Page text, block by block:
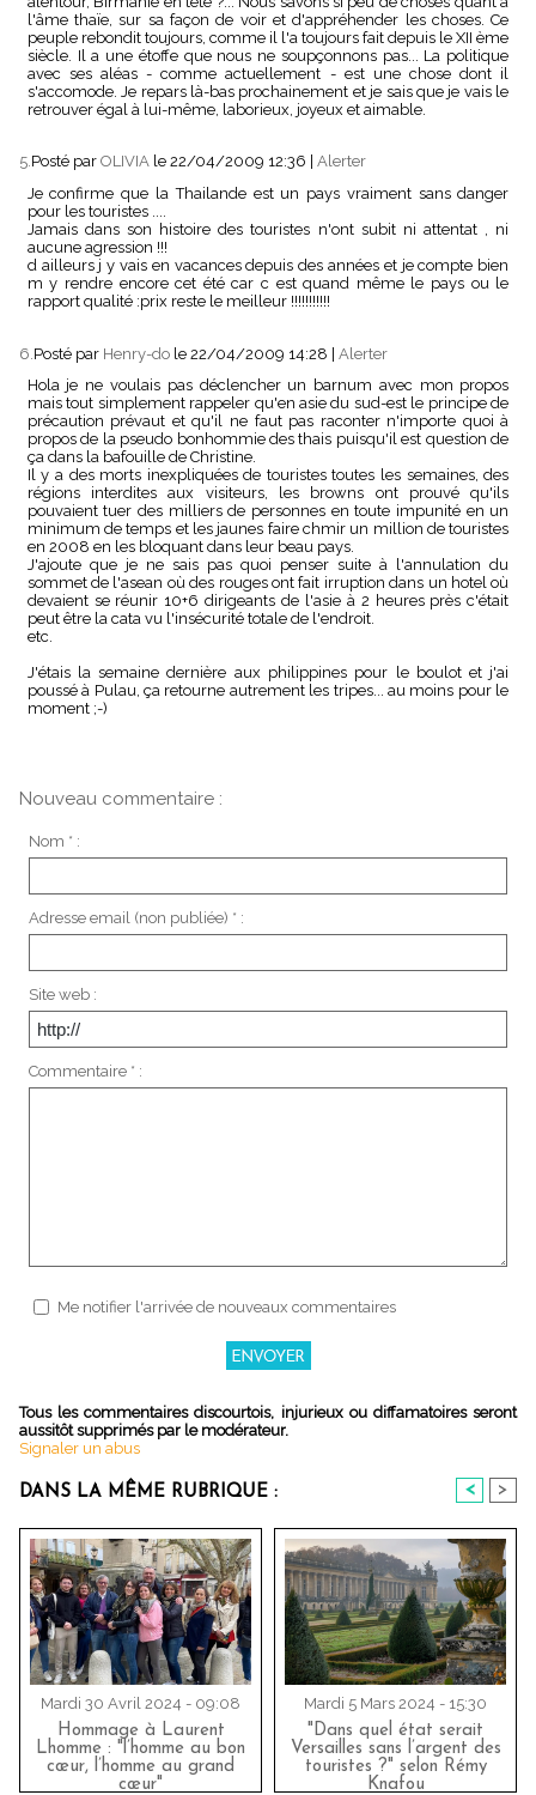
l'âme thaïe, sur sa façon de voir et d'appréhender les choses. Ce
peuple rebondit toujours, comme il l'a toujours fait depuis le XII ème
siècle. Il a une étoffe que nous ne soupçonnons pas... La politique
avec ses aléas - comme actuellement - est une chose dont il
s'accomode. Je repars là-bas prochainement et je sais que je vais le
retrouver égal à lui-même, laborieux, joyeux et aimable.
5.Posté par OLIVIA le 22/04/2009 12:36
Alerter
Je confirme que la Thailande est un pays vraiment sans danger
pour les touristes ....
Jamais dans son histoire des touristes n'ont subit ni attentat , ni
aucune agression !!!
d ailleurs j y vais en vacances depuis des années et je compte bien
m y rendre encore cet été car c est quand même le pays ou le
rapport qualité :prix reste le meilleur !!!!!!!!!!!
6. Posté par Henry-do le 22/04/2009 14:28 | Alerter
Hola je ne voulais pas déclencher un barnum avec mon propos
mais tout simplement rappeler qu'en asie du sud-est le principe de
précaution prévaut et qu'il ne faut pas raconter n'importe quoi à
propos de la pseudo bonhommie des thais puisqu'il est question de
ça dans la bafouille de Christine.
Il y a des morts inexpliquées de touristes toutes les semaines, des
régions interdites aux visiteurs, les browns ont prouvé qu'ils
pouvaient tuer des milliers de personnes en toute impunité en un
minimum de temps et les jaunes faire chmir un million de touristes
en 2008 en les bloquant dans leur beau pays.
J'ajoute que je ne sais pas quoi penser suite à l'annulation du
sommet de l'asean où des rouges ont fait irruption dans un hotel où
devaient se réunir 10+6 dirigeants de l'asie à 2 heures près c'était
peut être la cata vu l'insécurité totale de l'endroit.
etc.
J'étais la semaine dernière aux philippines pour le boulot et j'ai
poussé à Pulau, ça retourne autrement les tripes... au moins pour le
moment ;-)
Nouveau commentaire :
Nom * :
Adresse email (non publiée) * :
Site web :
Commentaire * :
Me notifier l'arrivée de nouveaux commentaires
Tous les commentaires discourtois, injurieux ou diffamatoires seront
aussitôt supprimés par le modérateur.
Signaler un abus
DANS LA MÊME RUBRIQUE : < >
Mardi 30 Avril 2024 - 09:08
Hommage à Laurent
Lhomme : "l’homme au bon
cœur, l’homme au grand
cœur"
Mardi 5 Mars 2024 - 15:30
"Dans quel état serait
Versailles sans l’argent des
touristes ?" selon Rémy
Knafou